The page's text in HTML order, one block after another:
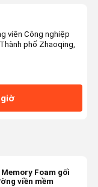
viên Công nghiệp
phố Zhaoqing,
Foam gối
viền mềm